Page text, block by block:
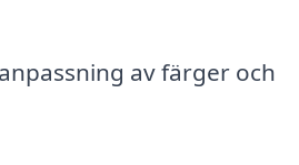
av färger och